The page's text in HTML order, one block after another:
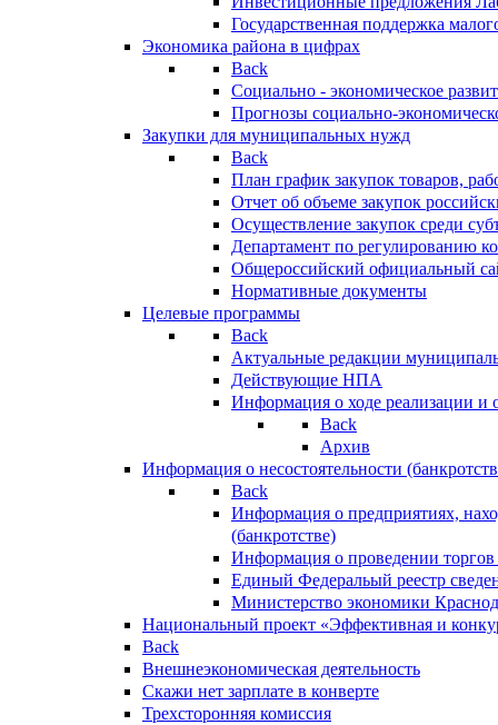
Государственная поддержка
Экономика района в цифрах
Back
Социально - экономическое
Прогнозы социально-
Закупки для муниципальных нужд
Back
План график закупок товаров,
Отчет об объеме закупок
Осуществление закупок среди
Департамент по регулированию
Общероссийский официальный
Нормативные документы
Целевые программы
Back
Актуальные редакции
Действующие НПА
Информация о ходе реализации
Back
Архив
Информация о несостоятельности
Back
Информация о предприятиях,
(банкротстве)
Информация о проведении
Единый Федеральый реестр
Министерство экономики
Национальный проект «Эффективная и
Back
Внешнеэкономическая деятельность
Скажи нет зарплате в конверте
Трехсторонняя комиссия